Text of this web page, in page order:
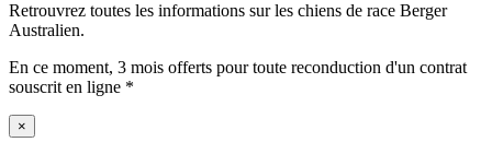
Retrouvrez toutes les informations sur les chiens de race Berger
Australien.
En ce moment, 3 mois offerts pour toute reconduction d'un contrat
souscrit en ligne *
×